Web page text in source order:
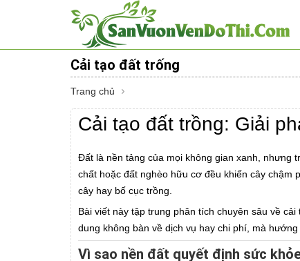
Cải tạo đất trống
Trang chủ
Cải tạo đất trồng: Giải
Đất là nền tảng của mọi không gian xanh, nhưng
chất hoặc đất nghèo hữu cơ đều khiến cây chậm
cây hay bố cục trồng.
Bài viết này tập trung phân tích chuyên sâu về
dung không bàn về dịch vụ hay chi phí, mà
Vì sao nền đất quyết định sức